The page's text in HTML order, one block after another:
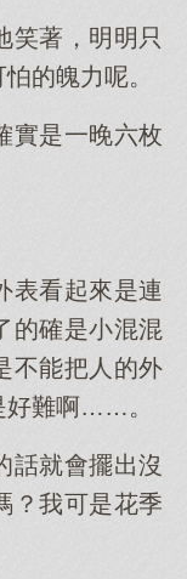
笑著，明明只
的魄力呢。
實是一晚六枚
表看起來是連
的確是小混混
不能把人的外
好難啊……。
話就會擺出沒
我可是花季